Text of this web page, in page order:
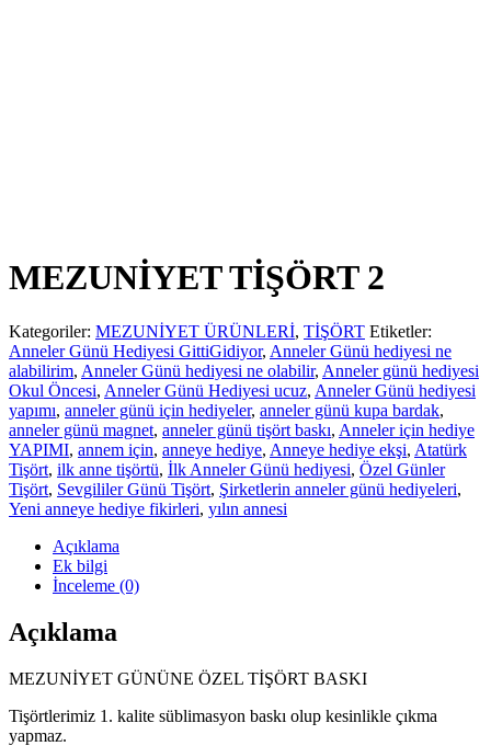
MEZUNİYET TİŞÖRT 2
Kategoriler: MEZUNİYET ÜRÜNLERİ, TİŞÖRT Etiketler:
Anneler Günü Hediyesi GittiGidiyor, Anneler Günü hediyesi ne
alabilirim, Anneler Günü hediyesi ne olabilir, Anneler günü hediyesi
Okul Öncesi, Anneler Günü Hediyesi ucuz, Anneler Günü hediyesi
yapımı, anneler günü için hediyeler, anneler günü kupa bardak,
anneler günü magnet, anneler günü tişört baskı, Anneler için hediye
YAPIMI, annem için, anneye hediye, Anneye hediye ekşi, Atatürk
Tişört, ilk anne tişörtü, İlk Anneler Günü hediyesi, Özel Günler
Tişört, Sevgililer Günü Tişört, Şirketlerin anneler günü hediyeleri,
Yeni anneye hediye fikirleri, yılın annesi
Açıklama
Ek bilgi
İnceleme (0)
Açıklama
MEZUNİYET GÜNÜNE ÖZEL TİŞÖRT BASKI
Tişörtlerimiz 1. kalite süblimasyon baskı olup kesinlikle çıkma
yapmaz.